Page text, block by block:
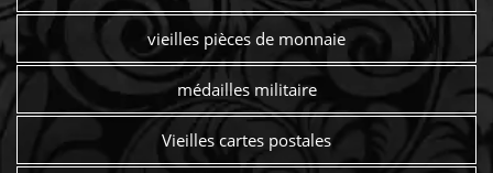
vieilles pièces de monnaie
médailles militaire
Vieilles cartes postales